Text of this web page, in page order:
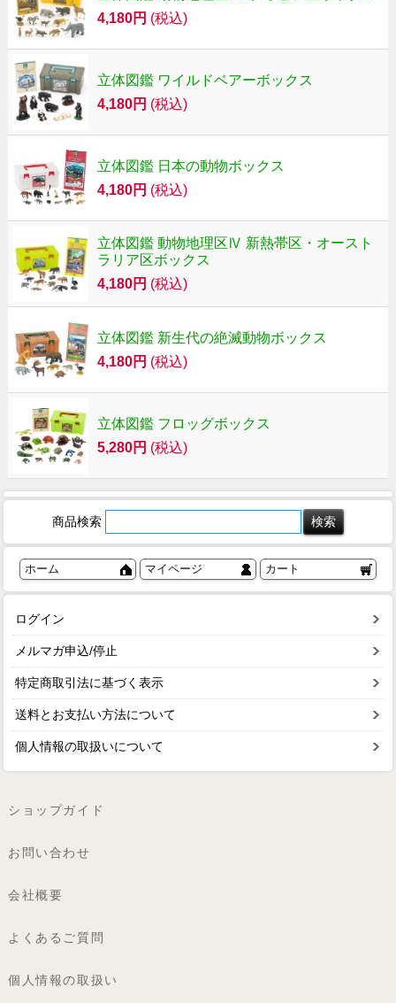
4,180円 (税込)
立体図鑑 ワイルドベアーボックス
4,180円 (税込)
立体図鑑 日本の動物ボックス
4,180円 (税込)
立体図鑑 動物地理区Ⅳ 新熱帯区・オースト
ラリア区ボックス
4,180円 (税込)
立体図鑑 新生代の絶滅動物ボックス
4,180円 (税込)
立体図鑑 フロッグボックス
5,280円 (税込)
商品検索
ホーム マイページ カート
ログイン
メルマガ申込/停止
特定商取引法に基づく表示
送料とお支払い方法について
個人情報の取扱いについて
ショップガイド
お問い合わせ
会社概要
よくあるご質問
個人情報の取扱い